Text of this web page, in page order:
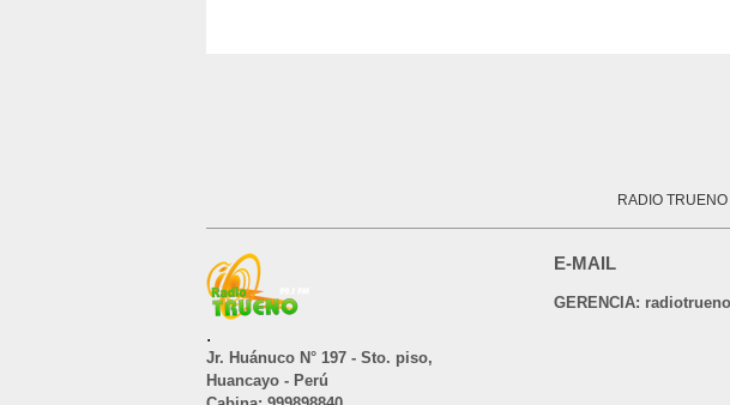
RADIO TRUENO
.
Jr. Huánuco N° 197 - Sto. piso,
Huancayo - Perú
E-MAIL
GERENCIA: